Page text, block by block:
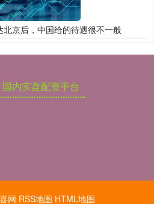
京后，中国给的待遇很不一般
国内实盘配资平台
网 RSS地图 HTML地图